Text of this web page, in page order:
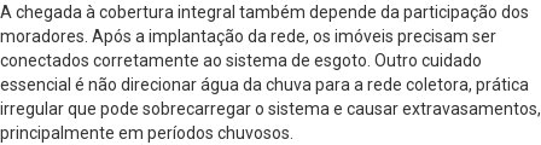
A chegada à cobertura integral também depende da participação dos
moradores. Após a implantação da rede, os imóveis precisam ser
conectados corretamente ao sistema de esgoto. Outro cuidado
essencial é não direcionar água da chuva para a rede coletora, prática
irregular que pode sobrecarregar o sistema e causar extravasamentos,
principalmente em períodos chuvosos.